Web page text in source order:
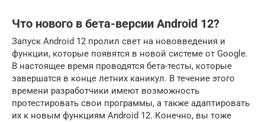
Что нового в бета-версии Android 12?
Запуск Android 12 пролил свет на нововведения и
функции, которые появятся в новой системе от Google.
В настоящее время проводятся бета-тесты, которые
завершатся в конце летних каникул. В течение этого
времени разработчики имеют возможность
протестировать свои программы, а также адаптировать
их к новым функциям Android 12. Конечно, вы тоже